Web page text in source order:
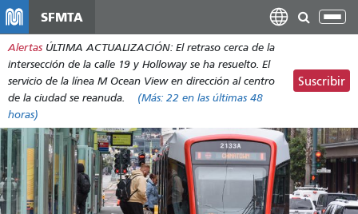
contenido
principal
SFMTA
Alertas ÚLTIMA ACTUALIZACIÓN: El retraso cerca de la
intersección de la calle 19 y Holloway se ha resuelto. El
servicio de la línea M Ocean View en dirección al centro
de la ciudad se reanuda.
(Más: 22 en las últimas 48
horas)
Suscribir